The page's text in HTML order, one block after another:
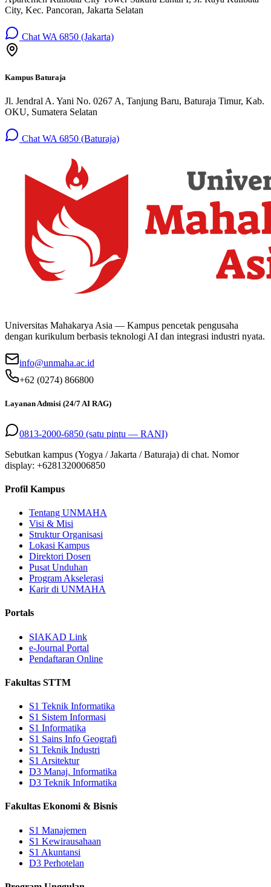
City, Kec. Pancoran, Jakarta Selatan
Chat WA 6850 (Jakarta)
Kampus Baturaja
Jl. Jendral A. Yani No. 0267 A, Tanjung Baru, Baturaja Timur, Kab.
OKU, Sumatera Selatan
Chat WA 6850 (Baturaja)
Universitas Mahakarya Asia — Kampus pencetak pengusaha
dengan kurikulum berbasis teknologi AI dan integrasi industri nyata.
info@unmaha.ac.id
+62 (0274) 866800
Layanan Admisi (24/7 AI RAG)
0813-2000-6850 (satu pintu — RANI)
Sebutkan kampus (Yogya / Jakarta / Baturaja) di chat. Nomor
display: +6281320006850
Profil Kampus
Tentang UNMAHA
Visi & Misi
Struktur Organisasi
Lokasi Kampus
Direktori Dosen
Pusat Unduhan
Program Akselerasi
Karir di UNMAHA
Portals
SIAKAD Link
e-Journal Portal
Pendaftaran Online
Fakultas STTM
S1 Teknik Informatika
S1 Sistem Informasi
S1 Informatika
S1 Sains Info Geografi
S1 Teknik Industri
S1 Arsitektur
D3 Manaj. Informatika
D3 Teknik Informatika
Fakultas Ekonomi & Bisnis
S1 Manajemen
S1 Kewirausahaan
S1 Akuntansi
D3 Perhotelan